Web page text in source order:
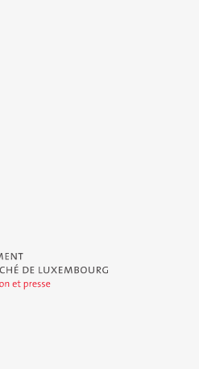
de Luxembourg - Service